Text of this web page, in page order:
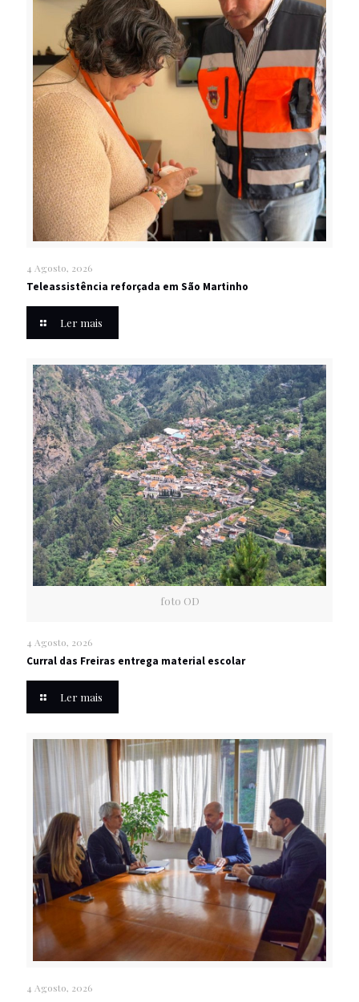
4 Agosto, 2026
Teleassistência reforçada em São Martinho
Ler mais
foto OD
4 Agosto, 2026
Curral das Freiras entrega material escolar
Ler mais
4 Agosto, 2026